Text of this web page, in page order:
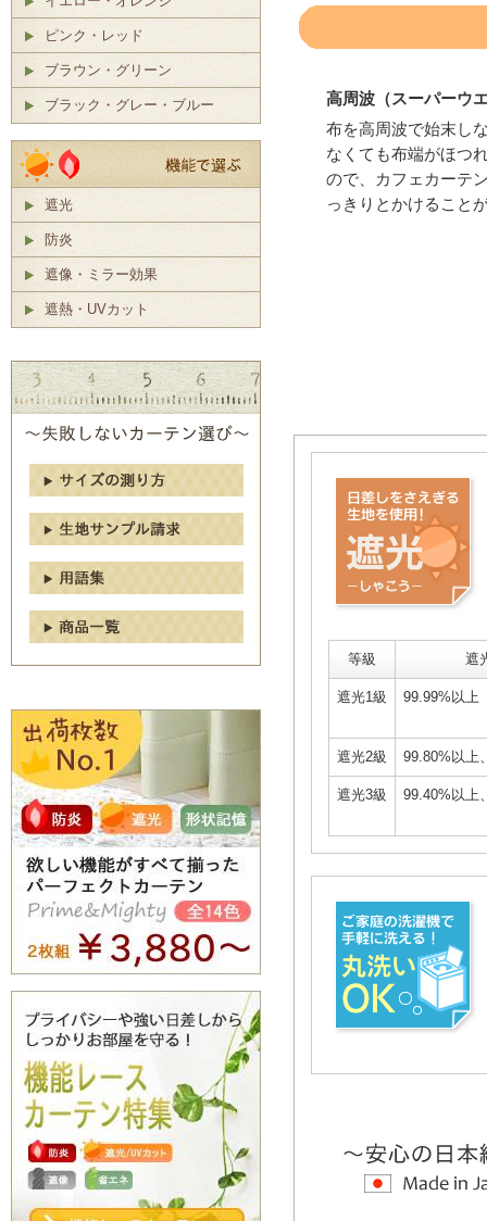
高周波（スーパーウ
布を高周波で始末し
なくても布端がほつ
ので、カフェカーテ
っきりとかけること
等級 遮
遮光1級 99.99%以上
遮光2級 99.80%以上
遮光3級 99.40%以上
ピンク・レッド
ブラウン・グリーン
ブラック・グレー・ブルー
遮光
防炎
遮像・ミラー効果
遮熱・UVカット